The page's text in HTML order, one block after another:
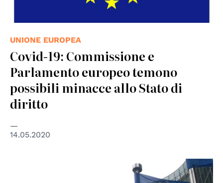
UNIONE EUROPEA
Covid-19: Commissione e
Parlamento europeo temono
possibili minacce allo Stato di
diritto
14.05.2020